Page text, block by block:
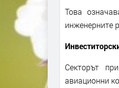
Това
инженерните
Секторът
авиационни